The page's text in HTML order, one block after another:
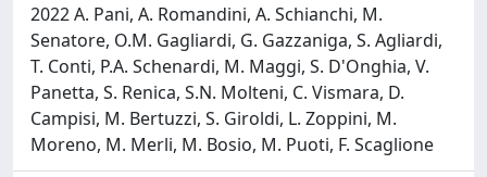
2022 A. Pani, A. Romandini, A. Schianchi, M.
Senatore, O.M. Gagliardi, G. Gazzaniga, S. Agliardi,
T. Conti, P.A. Schenardi, M. Maggi, S. D'Onghia, V.
Panetta, S. Renica, S.N. Molteni, C. Vismara, D.
Campisi, M. Bertuzzi, S. Giroldi, L. Zoppini, M.
Moreno, M. Merli, M. Bosio, M. Puoti, F. Scaglione